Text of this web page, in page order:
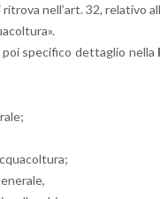
nel­l’art. 32, re­la­ti­vo
spe­ci­fi­co det­ta­glio nella